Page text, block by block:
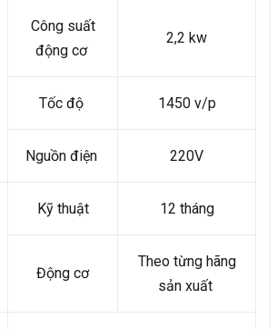
Công suất
động cơ
2,2 kw
Tốc độ 1450 v/p
Nguồn điện 220V
Kỹ thuật 12 tháng
Động cơ
Theo từng hãng
sản xuất